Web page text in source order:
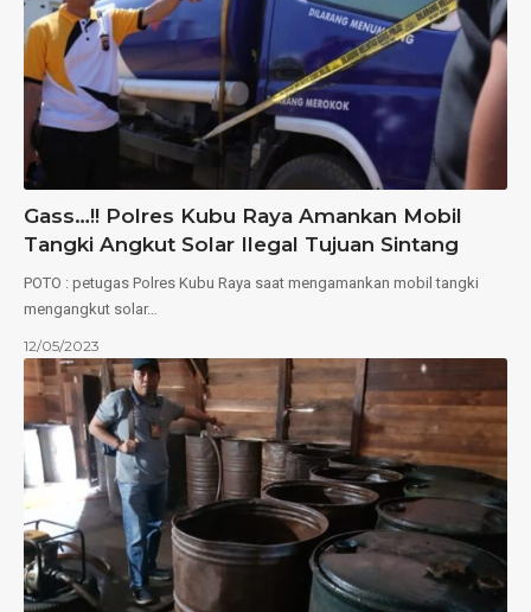
Gass…!! Polres Kubu Raya Amankan Mobil
Tangki Angkut Solar Ilegal Tujuan Sintang
POTO : petugas Polres Kubu Raya saat mengamankan mobil tangki
mengangkut solar…
12/05/2023